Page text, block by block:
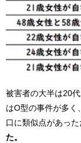
被害者の大半は20
はO型の事件が多く
口に類似点があった
た。